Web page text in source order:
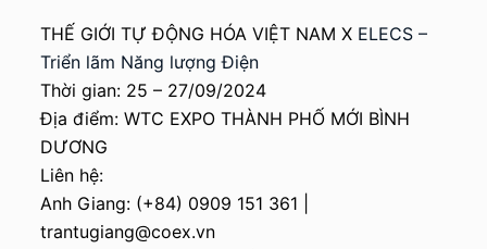
THẾ GIỚI TỰ ĐỘNG HÓA VIỆT NAM X ELECS –
Triển lãm Năng lượng Điện
Thời gian: 25 – 27/09/2024
Địa điểm: WTC EXPO THÀNH PHỐ MỚI BÌNH
DƯƠNG
Liên hệ:
Anh Giang: (+84) 0909 151 361 |
trantugiang@coex.vn